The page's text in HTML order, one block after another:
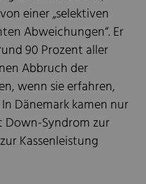
einer „selektiven
Abweichungen“. Er
90 Prozent aller
Abbruch der
wenn sie erfahren,
Dänemark kamen nur
Down-Syndrom zur
Kassenleistung